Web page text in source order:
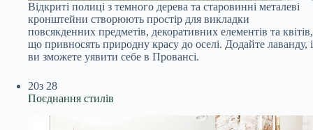
Відкриті полиці з темного дерева та старовинні металеві
кронштейни створюють простір для викладки
повсякденних предметів, декоративних елементів та квітів,
що привносять природну красу до оселі. Додайте лаванду, і
ви зможете уявити себе в Провансі.
20з 28
Поєднання стилів